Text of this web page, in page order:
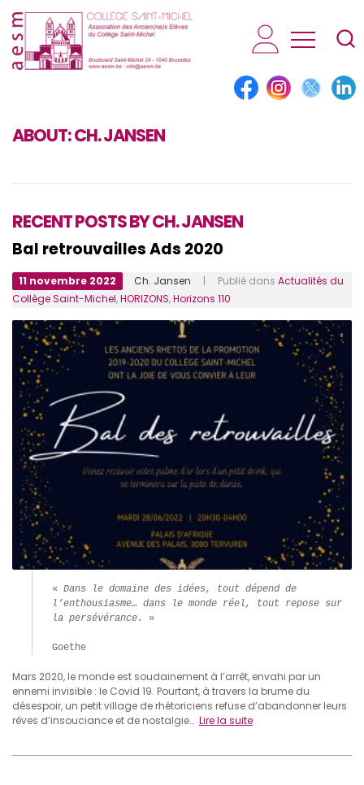
AESM...
ABOUT:CH. JANSEN
RECENT POSTS BY CH. JANSEN
Bal retrouvailles Ads 2020
11 novembre 2022 Ch. Jansen | Publié dans Actualités du
Collège Saint-Michel,HORIZONS,Horizons 110
« Dans le domaine des idées, tout dépend de
l’enthousiasme… dans le monde réel, tout repose sur
la persévérance.
»
Goethe
Mars 2020, le monde est soudainement à l’arrêt, envahi par un
ennemi invisible : le Covid 19. Pourtant, à travers la brume du
désespoir, un petit village de rhétoriciens refuse d’abandonner leurs
rêves d’insouciance et de nostalgie… Lire la suite